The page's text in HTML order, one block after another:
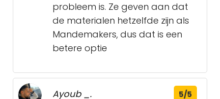
probleem is. Ze geven aan dat
de materialen hetzelfde zijn als
Mandemakers, dus dat is een
betere optie
Ayoub _. 5/5